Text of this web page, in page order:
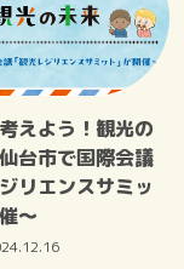
えよう！観光の
台市で国際会議
リエンスサミッ
～